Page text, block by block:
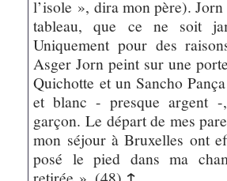
l’isole », dira mon père).
tableau, que ce ne soit
Uniquement pour des
Asger Jorn peint sur une
Quichotte et un Sancho
et blanc - presque argent
garçon. Le départ de mes
mon séjour à Bruxelles ont
posé le pied dans ma